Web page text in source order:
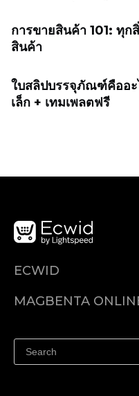
การขายสินค้า 101: ทุก
สินค้า
ใบสลิปบรรจุภัณฑ์คืออ
เล็ก + เทมเพลตฟรี
ECWID
Help center
MAGBENTA
Ibenta sa Facebook